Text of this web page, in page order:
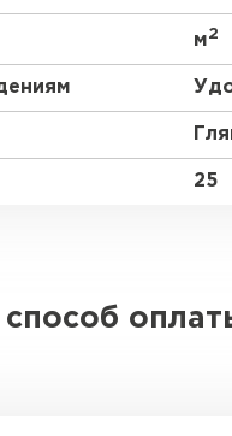
м2
25